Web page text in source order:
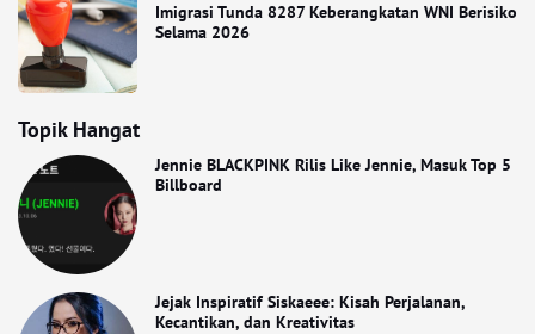
Imigrasi Tunda 8287 Keberangkatan WNI Berisiko
Selama 2026
Topik Hangat
Jennie BLACKPINK Rilis Like Jennie, Masuk Top 5
Billboard
Jejak Inspiratif Siskaeee: Kisah Perjalanan,
Kecantikan, dan Kreativitas